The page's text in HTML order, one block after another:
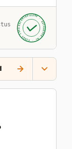
GECONTROLEERD ·
AUTOKOPEN.NL
· SINDS 1999 ·